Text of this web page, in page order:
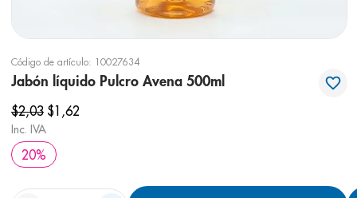
Código de artículo: 10027634
Jabón líquido Pulcro Avena 500ml
$2,03 $1 ,62
Inc. IVA
20%